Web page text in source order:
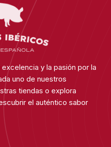
y la pasión por la
uno de nuestros
tiendas o explora
el auténtico sabor